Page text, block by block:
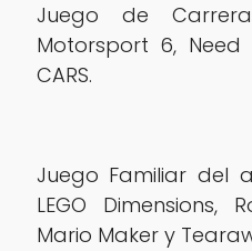
Juego de
Motorsport 6,
CARS.
Juego Familiar del
LEGO Dimensions,
Mario Maker y